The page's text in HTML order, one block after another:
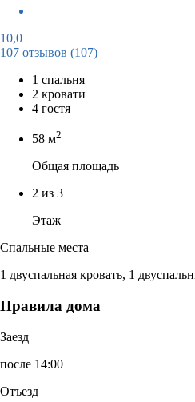
10,0
107 отзывов (107)
1 спальня
2 кровати
4 гостя
58 м2
Общая площадь
2 из 3
Этаж
Спальные места
1 двуспальная кровать, 1
Правила дома
Заезд
после 14:00
Отъезд